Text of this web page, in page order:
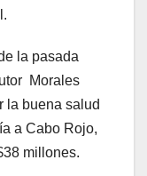
la pasada
Morales
la buena salud
a Cabo Rojo,
millones.